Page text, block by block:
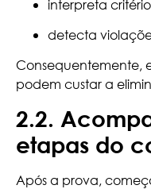
interpreta
detecta
Consequentemente,
podem custar a
2.2.
etapas do
Após a prova,